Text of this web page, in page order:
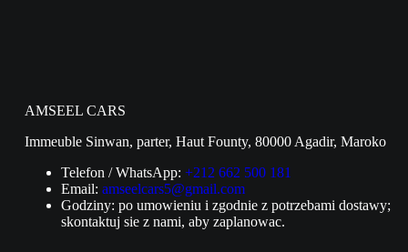
AMSEEL CARS
Immeuble Sinwan, parter, Haut Founty, 80000 Agadir, Maroko
Telefon / WhatsApp: +212 662 500 181
Email: amseelcars5@gmail.com
Godziny: po umowieniu i zgodnie z potrzebami dostawy;
skontaktuj sie z nami, aby zaplanowac.